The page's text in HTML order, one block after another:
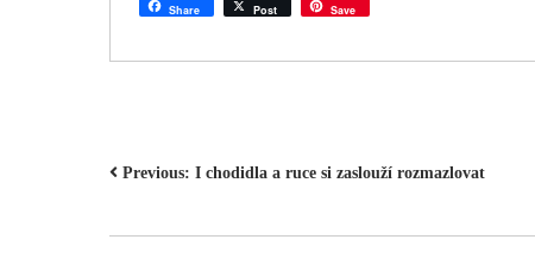
Share Post Save
NAVIGACE
Previous: I chodidla a ruce si zaslouží rozmazlovat